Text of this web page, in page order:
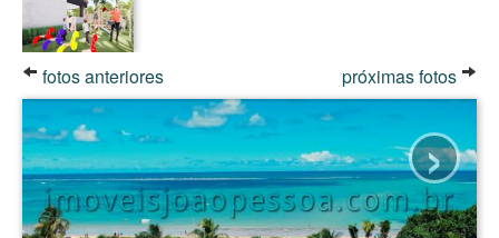
fotos anteriores próximas fotos
›